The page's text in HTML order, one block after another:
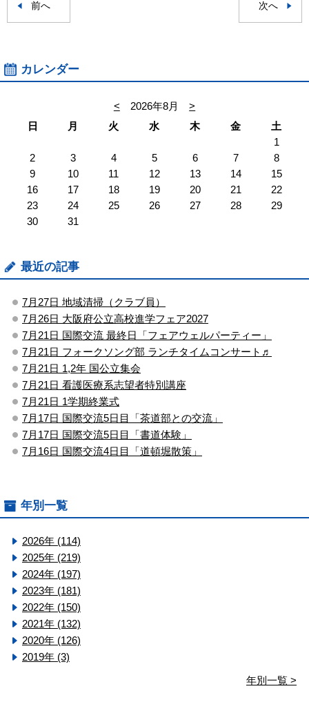
前へ 次へ
カレンダー
< 2026年8月
>
日
月 火 水 木 金
土
1
2
3 4 5 6 7
8
9
10 11 12 13 14
15
16
17 18 19 20 21
22
23
24 25 26 27 28
29
30
31
最近の記事
7月27日 地域清掃（クラブ員）
7月26日 大阪府公立高校進学フェア2027
7月21日 国際交流 最終日「フェアウェルパーティー」
7月21日 フォークソング部 ランチタイムコンサート♬
7月21日 1,2年 国公立集会
7月21日 看護医療系志望者特別講座
7月21日 1学期終業式
7月17日 国際交流5日目「茶道部との交流」
7月17日 国際交流5日目「書道体験」
7月16日 国際交流4日目「道頓堀散策」
年別一覧
2026年 (114)
2025年 (219)
2024年 (197)
2023年 (181)
2022年 (150)
2021年 (132)
2020年 (126)
2019年 (3)
年別一覧 >